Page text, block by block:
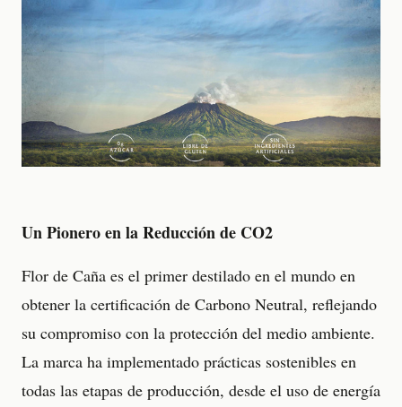
Un Pionero en la Reducción de CO2
Flor de Caña es el primer destilado en el mundo en
obtener la certificación de Carbono Neutral, reflejando
su compromiso con la protección del medio ambiente.
La marca ha implementado prácticas sostenibles en
todas las etapas de producción, desde el uso de energía